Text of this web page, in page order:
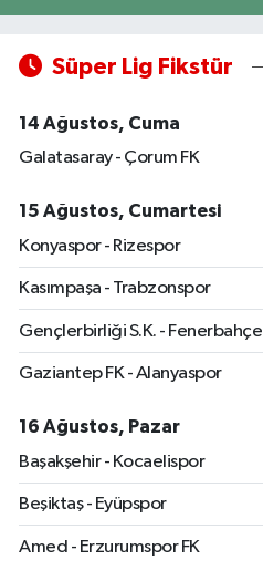
Süper Lig Fikstür
14 Ağustos, Cuma
Galatasaray - Çorum FK
15 Ağustos, Cumartesi
Konyaspor - Rizespor
Kasımpaşa - Trabzonspor
Gençlerbirliği S.K. - Fenerbahçe
Gaziantep FK - Alanyaspor
16 Ağustos, Pazar
Başakşehir - Kocaelispor
Beşiktaş - Eyüpspor
Amed - Erzurumspor FK